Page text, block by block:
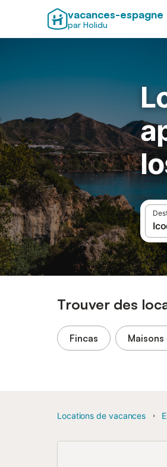
vacances-espagne
par Holidu
Trouver des
Fincas Maisons
Locations de vacances